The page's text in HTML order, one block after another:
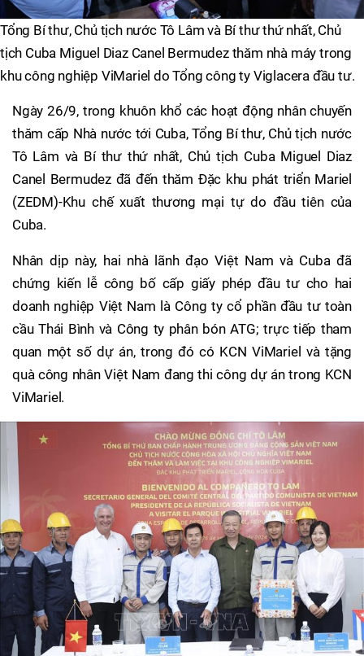
Tổng Bí thư, Chủ tịch nước Tô Lâm và Bí thư thứ nhất, Chủ
tịch Cuba Miguel Diaz Canel Bermudez thăm nhà máy trong
khu công nghiệp ViMariel do Tổng công ty Viglacera đầu tư.
Ngày 26/9, trong khuôn khổ các hoạt động nhân chuyến
thăm cấp Nhà nước tới Cuba, Tổng Bí thư, Chủ tịch nước
Tô Lâm và Bí thư thứ nhất, Chủ tịch Cuba Miguel Diaz
Canel Bermudez đã đến thăm Đặc khu phát triển Mariel
(ZEDM)-Khu chế xuất thương mại tự do đầu tiên của
Cuba.
Nhân dịp này, hai nhà lãnh đạo Việt Nam và Cuba đã
chứng kiến lễ công bố cấp giấy phép đầu tư cho hai
doanh nghiệp Việt Nam là Công ty cổ phần đầu tư toàn
cầu Thái Bình và Công ty phân bón ATG; trực tiếp tham
quan một số dự án, trong đó có KCN ViMariel và tặng
quà công nhân Việt Nam đang thi công dự án trong KCN
ViMariel.